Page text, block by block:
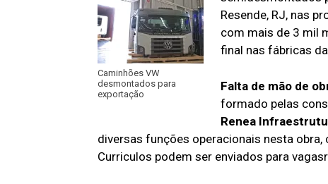
Caminhões VW
desmontados para
exportação
Resende, RJ, nas
com mais de 3 mil
final nas fábricas
Falta de mão de
formado pelas
Renea
diversas funções operacionais nesta
Curriculos podem ser enviados para